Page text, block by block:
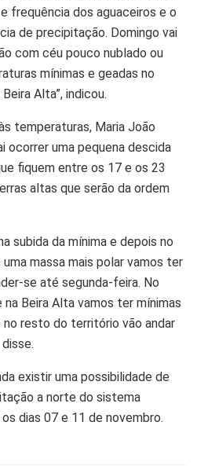
frequência dos aguaceiros e o
de precipitação. Domingo vai
com céu pouco nublado ou
mínimas e geadas no
Alta”, indicou.
temperaturas, Maria João
ocorrer uma pequena descida
fiquem entre os 17 e os 23
altas que serão da ordem
subida da mínima e depois no
massa mais polar vamos ter
se até segunda-feira. No
Beira Alta vamos ter mínimas
resto do território vão andar
existir uma possibilidade de
a norte do sistema
dias 07 e 11 de novembro.